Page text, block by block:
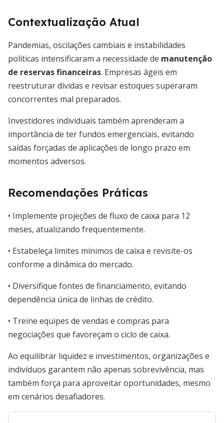
Contextualização Atual
Pandemias, oscilações cambiais e instabilidades
políticas intensificaram a necessidade de manutenção
de reservas financeiras. Empresas ágeis em
reestruturar dívidas e revisar estoques superaram
concorrentes mal preparados.
Investidores individuais também aprenderam a
importância de ter fundos emergenciais, evitando
saídas forçadas de aplicações de longo prazo em
momentos adversos.
Recomendações Práticas
• Implemente projeções de fluxo de caixa para 12
meses, atualizando frequentemente.
• Estabeleça limites mínimos de caixa e revisite-os
conforme a dinâmica do mercado.
• Diversifique fontes de financiamento, evitando
dependência única de linhas de crédito.
• Treine equipes de vendas e compras para
negociações que favoreçam o ciclo de caixa.
Ao equilibrar liquidez e investimentos, organizações e
indivíduos garantem não apenas sobrevivência, mas
também força para aproveitar oportunidades, mesmo
em cenários desafiadores.